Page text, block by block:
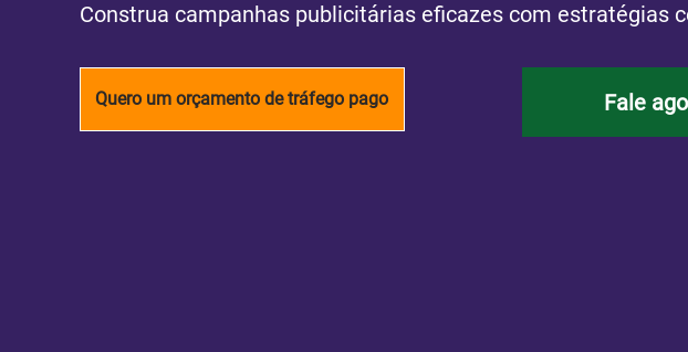
Construa campanhas publicitárias eficazes com estratégias
Quero um orçamento de tráfego pago Fale